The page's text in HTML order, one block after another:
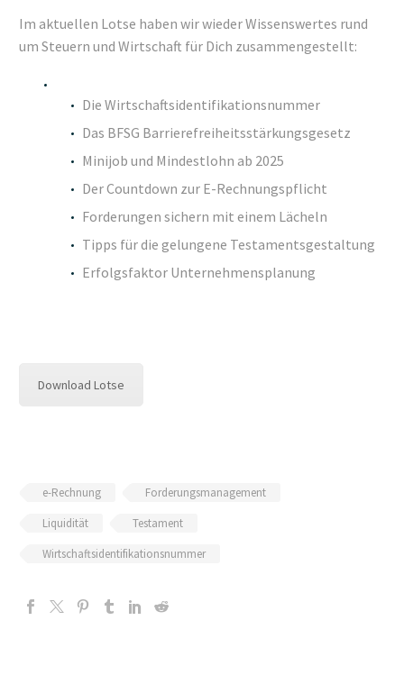
Im aktuellen Lotse haben wir wieder Wissenswertes rund
um Steuern und Wirtschaft für Dich zusammengestellt:
Die Wirtschaftsidentifikationsnummer
Das BFSG Barrierefreiheitsstärkungsgesetz
Minijob und Mindestlohn ab 2025
Der Countdown zur E-Rechnungspflicht
Forderungen sichern mit einem Lächeln
Tipps für die gelungene Testamentsgestaltung
Erfolgsfaktor Unternehmensplanung
Download Lotse
e-Rechnung
Forderungsmanagement
Liquidität
Testament
Wirtschaftsidentifikationsnummer